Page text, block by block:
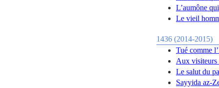
L’aumône
Le vieil
1436 (2014-2015)
Tué comme
Aux visiteurs
Le salut du
Sayyida az-